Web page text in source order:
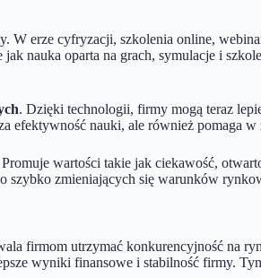
W erze cyfryzacji, szkolenia online,
nauka oparta na grach, symulacje i
. Dzięki technologii, firmy mogą teraz
efektywność nauki, ale również pomaga
wartości takie jak ciekawość,
szybko zmieniających się warunków
firmom utrzymać konkurencyjność na
wyniki finansowe i stabilność firmy.